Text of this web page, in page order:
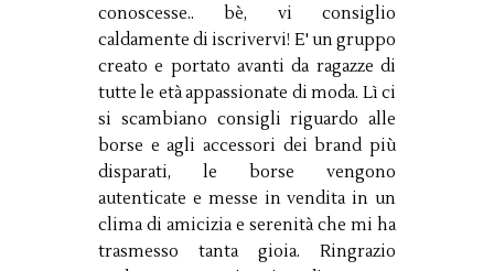
conoscesse.. bè, vi consiglio
caldamente di iscrivervi! E' un gruppo
creato e portato avanti da ragazze di
tutte le età appassionate di moda. Lì ci
si scambiano consigli riguardo alle
borse e agli accessori dei brand più
disparati, le borse vengono
autenticate e messe in vendita in un
clima di amicizia e serenità che mi ha
trasmesso tanta gioia. Ringrazio